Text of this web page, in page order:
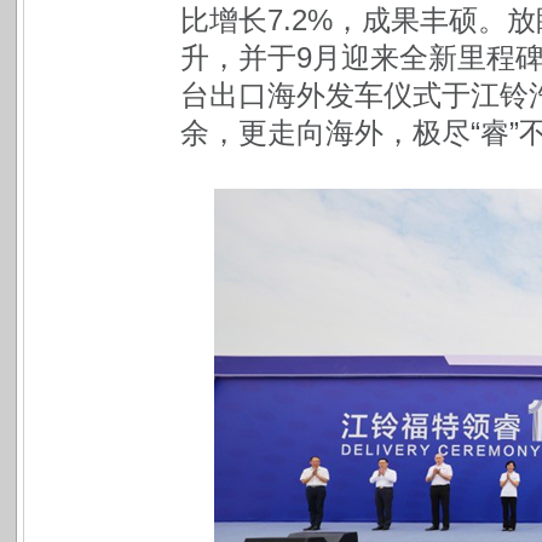
比增长7.2%，成果丰硕。
升，并于9月迎来全新里程
台出口海外发车仪式于江
余，更走向海外，极尽“睿”